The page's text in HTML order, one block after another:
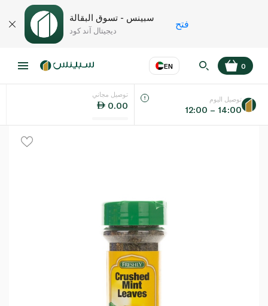
سبينس - تسوق البقالة
ديجيتال آند كود
فتح
EN
اللغة عر
0
توصيل مجاني
0.00
توصيل اليوم
12:00 – 14:00